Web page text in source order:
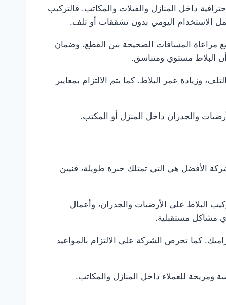
داخل المنازل والفيلات والمكاتب. فالتركيب
الاستخدام اليومي بدون تشققات أو تلف.
مراعاة المسافات الصحيحة بين القطع، وضمان
البلاط مستوي ومتناسق.
وزيادة عمر البلاط. كما يتم الالتزام بمعايير
والجدران داخل المنزل أو المكتب.
الأفضل هي التي تمتلك خبرة طويلة، فنيين
البلاط على الأرضيات والجدران، وأعمال
أي مشاكل مستقبلية.
كما تحرص الشركة على الالتزام بالمواعيد
للعملاء داخل المنازل والمكاتب.